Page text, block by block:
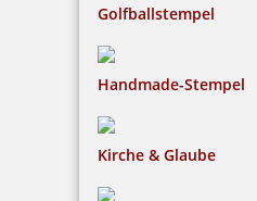
Golfballstempel
Handmade-Stempel
Kirche & Glaube